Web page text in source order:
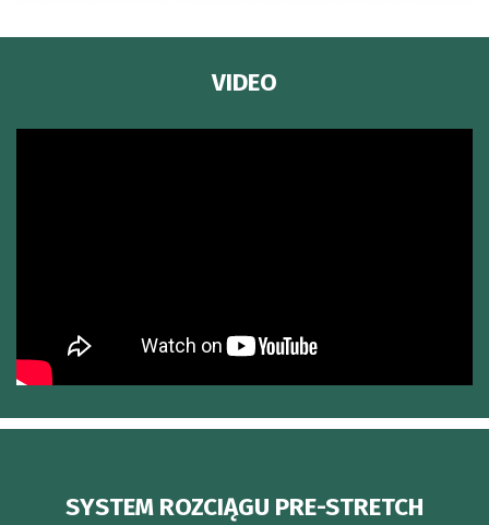
VIDEO
SYSTEM ROZCIĄGU PRE-STRETCH